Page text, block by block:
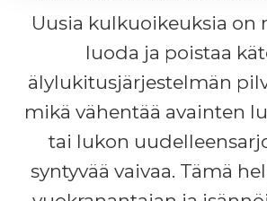
Uusia kulkuoikeuksia on
luoda ja poistaa
älylukitusjärjestelmän
mikä vähentää avainten
tai lukon
syntyvää vaivaa. Tämä